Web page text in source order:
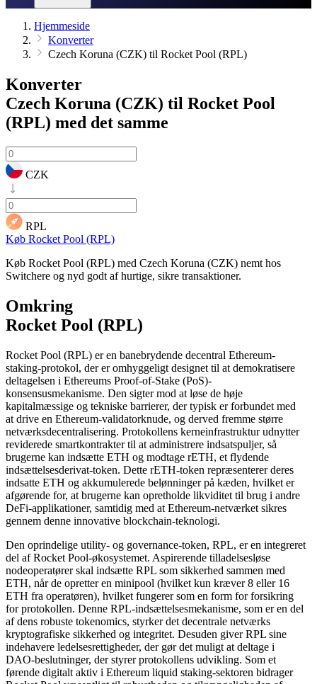
Hjemmeside
Konverter
Czech Koruna (CZK) til Rocket Pool (RPL)
Konverter
Czech Koruna (CZK) til Rocket Pool
(RPL) med det samme
CZK
RPL
Køb Rocket Pool (RPL)
Køb Rocket Pool (RPL) med Czech Koruna (CZK) nemt hos
Switchere og nyd godt af hurtige, sikre transaktioner.
Omkring
Rocket Pool (RPL)
Rocket Pool (RPL) er en banebrydende decentral Ethereum-
staking-protokol, der er omhyggeligt designet til at demokratisere
deltagelsen i Ethereums Proof-of-Stake (PoS)-
konsensusmekanisme. Den sigter mod at løse de høje
kapitalmæssige og tekniske barrierer, der typisk er forbundet med
at drive en Ethereum-validatorknude, og derved fremme større
netværksdecentralisering. Protokollens kerneinfrastruktur udnytter
reviderede smartkontrakter til at administrere indsatspuljer, så
brugerne kan indsætte ETH og modtage rETH, et flydende
indsættelsesderivat-token. Dette rETH-token repræsenterer deres
indsatte ETH og akkumulerede belønninger på kæden, hvilket er
afgørende for, at brugerne kan opretholde likviditet til brug i andre
DeFi-applikationer, samtidig med at Ethereum-netværket sikres
gennem denne innovative blockchain-teknologi.
Den oprindelige utility- og governance-token, RPL, er en integreret
del af Rocket Pool-økosystemet. Aspirerende tilladelsesløse
nodeoperatører skal indsætte RPL som sikkerhed sammen med
ETH, når de opretter en minipool (hvilket kun kræver 8 eller 16
ETH fra operatøren), hvilket fungerer som en form for forsikring
for protokollen. Denne RPL-indsættelsesmekanisme, som er en del
af dens robuste tokenomics, styrker det decentrale netværks
kryptografiske sikkerhed og integritet. Desuden giver RPL sine
indehavere ledelsesrettigheder, der gør det muligt at deltage i
DAO-beslutninger, der styrer protokollens udvikling. Som et
førende digitalt aktiv i Ethereum liquid staking-sektoren bidrager